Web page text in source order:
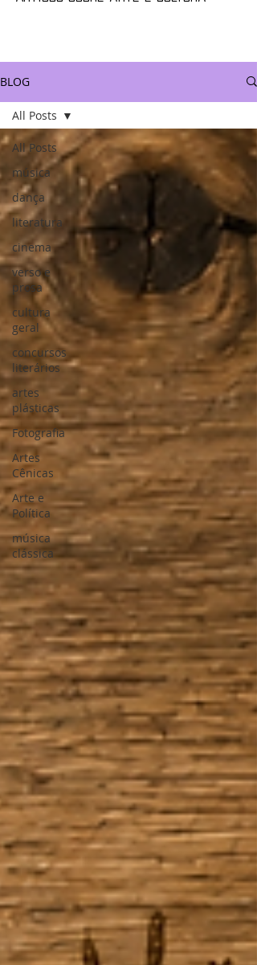
BLOG
All Posts
música
dança
literatura
cinema
verso e
prosa
cultura
geral
concursos
literários
artes
plásticas
Fotografia
Artes
Cênicas
Arte e
Política
música
clássica
All Posts